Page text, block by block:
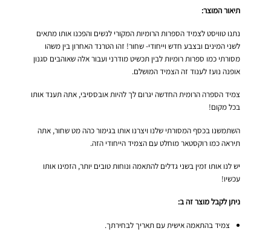
תיאור המוצר:
נתנו טוויסט לצמיד הספרות הרומיות המקורי לנשים והפכנו אותו מתאים
לשני המינים ובצבע חדש וייחודי- שחור! זהו הטרנד האחרון בין משהו
מסורתי כמו ספרות רומיות לבין תכשיט מודרני ועבור אלה שאוהבים סגנון
אופנה נועז לענוד זה הצמיד המושלם.
צמיד הספרה הרומית החדשה יגרום לך להיות אובססיבי, אתה תענד אותו
בכל מקום!
השתמשנו בכסף המסורתי שלנו ויצרנו אותו בגימור כהה מט שחור, אתה
תיראה כמו רוקסטאר מוחלט עם הצמיד הייחודי הזה.
יש לנו אותו זמין בשני גדלים להתאמה ונוחות טובים יותר, הזמינו אותו
עכשיו!
ניתן לקבל מוצר זה ב:
צמיד בהתאמה אישית עם תאריך לבחירתך.